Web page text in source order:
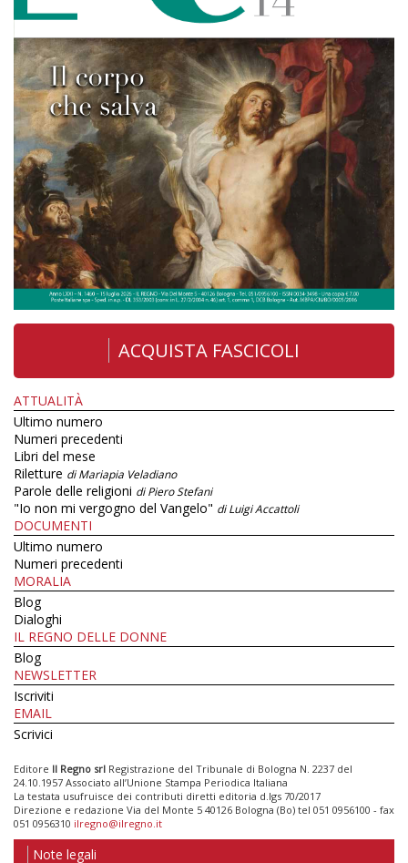
ACQUISTA FASCICOLI
ATTUALITÀ
Ultimo numero
Numeri precedenti
Libri del mese
Riletture di Mariapia Veladiano
Parole delle religioni di Piero Stefani
"Io non mi vergogno del Vangelo" di Luigi Accattoli
DOCUMENTI
Ultimo numero
Numeri precedenti
MORALIA
Blog
Dialoghi
IL REGNO DELLE DONNE
Blog
NEWSLETTER
Iscriviti
EMAIL
Scrivici
Editore Il Regno srl Registrazione del Tribunale di Bologna N. 2237 del
24.10.1957 Associato all’Unione Stampa Periodica Italiana
La testata usufruisce dei contributi diretti editoria d.lgs 70/2017
Direzione e redazione Via del Monte 5 40126 Bologna (Bo) tel 051 0956100 - fax
051 0956310 ilregno@ilregno.it
Note legali